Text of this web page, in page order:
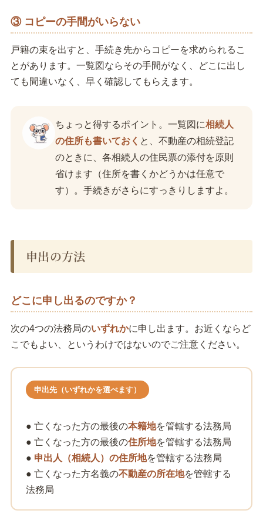
③ コピーの手間がいらない
戸籍の束を出すと、手続き先からコピーを求められるこ
とがあります。一覧図ならその手間がなく、どこに出し
ても間違いなく、早く確認してもらえます。
ちょっと得するポイント。一覧図に相続人
の住所も書いておく と、不動産の相続登記
のときに、各相続人の住民票の添付を原則
省けます（住所を書くかどうかは任意で
す）。手続きがさらにすっきりしますよ。
申出の方法
どこに申し出るのですか？
次の4つの法務局のいずれかに申し出ます。お近くならど
こでもよい、というわけではないのでご注意ください。
申出先（いずれかを選べます）
● 亡くなった方の最後の本籍地を管轄する法務局
● 亡くなった方の最後の住所地を管轄する法務局
● 申出人（相続人）の住所地を管轄する法務局
● 亡くなった方名義の不動産の所在地を管轄する
法務局